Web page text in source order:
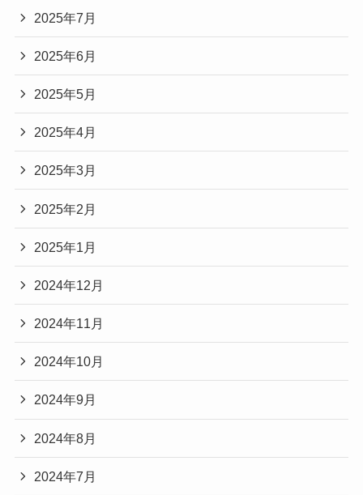
2025年7月
2025年6月
2025年5月
2025年4月
2025年3月
2025年2月
2025年1月
2024年12月
2024年11月
2024年10月
2024年9月
2024年8月
2024年7月